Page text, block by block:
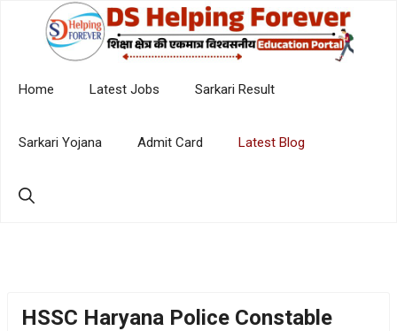
Home Latest Jobs Sarkari Result
Sarkari Yojana Admit Card Latest Blog
HSSC Haryana Police Constable